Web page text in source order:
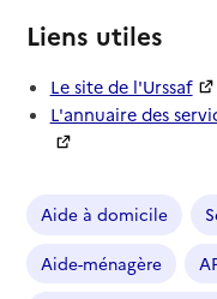
Liens utiles
Le site de l'Urssaf
L'annuaire des
Aide à domicile
Aide-ménagère